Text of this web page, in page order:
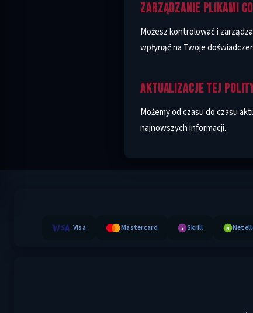
ZARZĄDZANIE PLIKAMI
Możesz kontrolować i
wpłynąć na Twoje
AKTUALIZACJE TEJ
Możemy od czasu do czasu
najnowszych informacji.
Visa Mastercard S Skrill N